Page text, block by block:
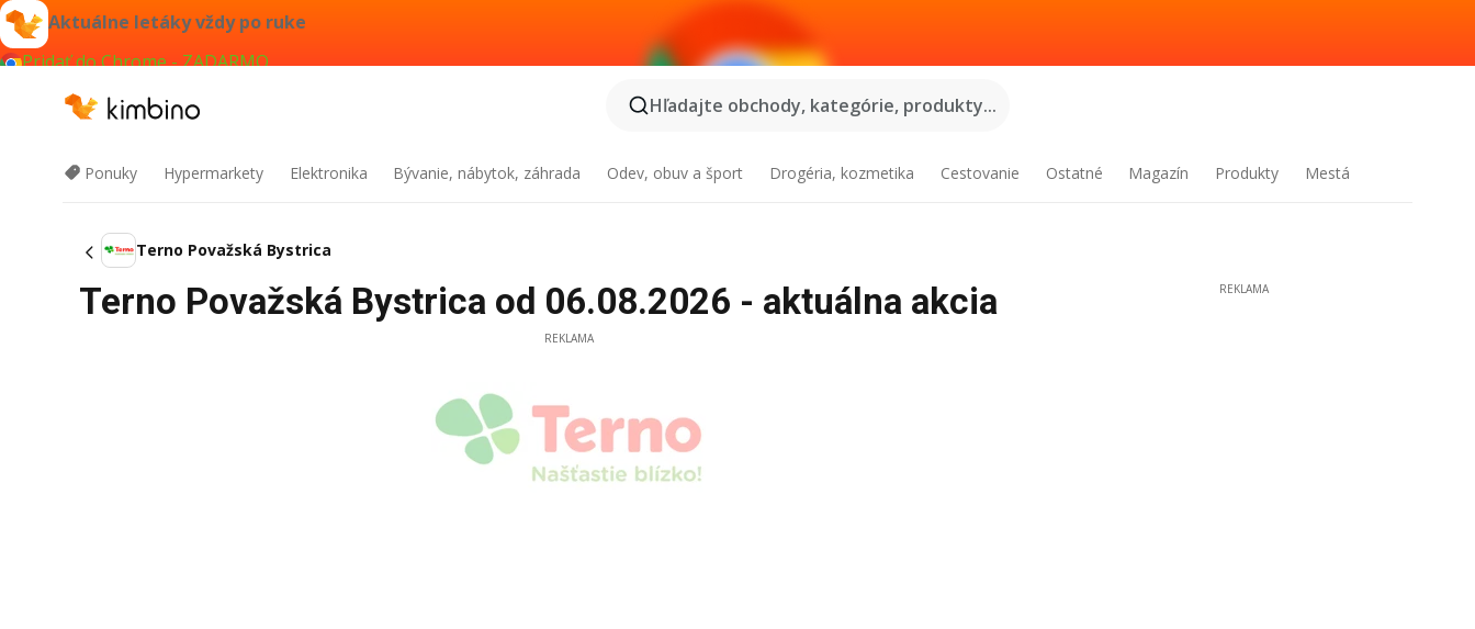
Aktuálne letáky vždy po ruke
Pridať do Chrome - ZADARMO
Hľadajte obchody, kategórie, produkty...
Ponuky Hypermarkety Elektronika Bývanie, nábytok, záhrada Odev, obuv a šport Drogéria, kozmetika Cestovanie Ostatné Magazín Produkty Mestá
Terno Považská Bystrica
Terno Považská Bystrica od 06.08.2026 - aktuálna akcia
REKLAMA
REKLAMA